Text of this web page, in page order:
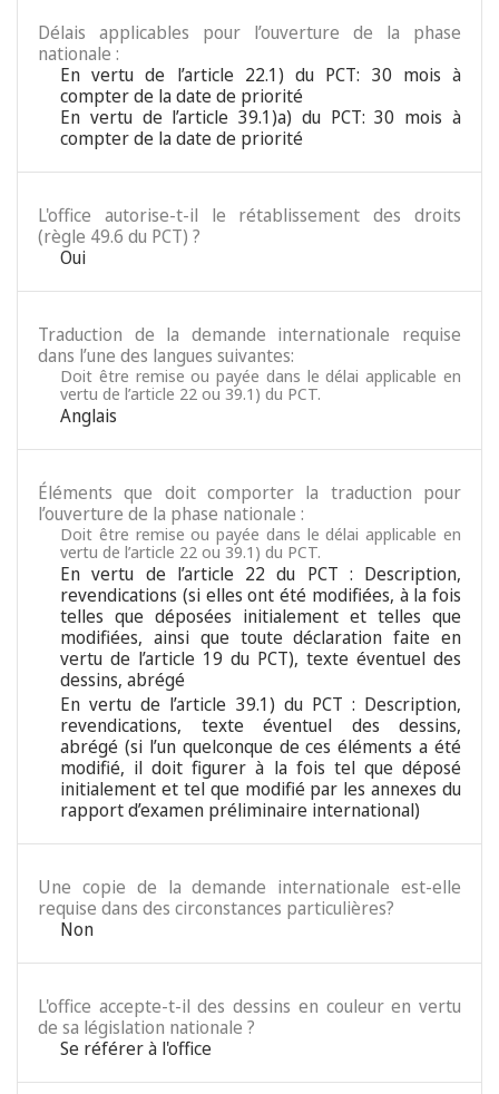
Délais applicables pour l’ouverture de la phase
nationale :
En vertu de l’article 22.1) du PCT: 30 mois à
compter de la date de priorité
En vertu de l’article 39.1)a) du PCT: 30 mois à
compter de la date de priorité
L'office autorise-t-il le rétablissement des droits
(règle 49.6 du PCT) ?
Oui
Traduction de la demande internationale requise
dans l’une des langues suivantes:
Doit être remise ou payée dans le délai applicable en
vertu de l’article 22 ou 39.1) du PCT.
Anglais
Éléments que doit comporter la traduction pour
l’ouverture de la phase nationale :
Doit être remise ou payée dans le délai applicable en
vertu de l’article 22 ou 39.1) du PCT.
En vertu de l’article 22 du PCT : Description,
revendications (si elles ont été modifiées, à la fois
telles que déposées initialement et telles que
modifiées, ainsi que toute déclaration faite en
vertu de l’article 19 du PCT), texte éventuel des
dessins, abrégé
En vertu de l’article 39.1) du PCT : Description,
revendications, texte éventuel des dessins,
abrégé (si l’un quelconque de ces éléments a été
modifié, il doit figurer à la fois tel que déposé
initialement et tel que modifié par les annexes du
rapport d’examen préliminaire international)
Une copie de la demande internationale est-elle
requise dans des circonstances particulières?
Non
L'office accepte-t-il des dessins en couleur en vertu
de sa législation nationale ?
Se référer à l'office